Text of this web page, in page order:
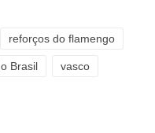
reforços do flamengo
Brasil vasco